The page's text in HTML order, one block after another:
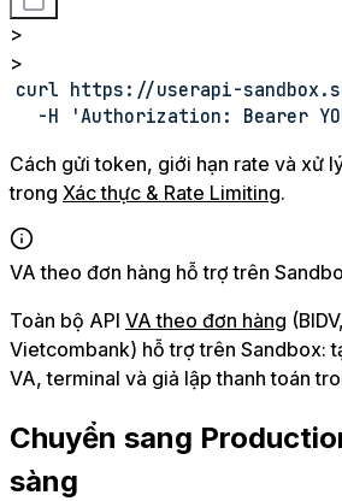
>
>
curl https://userapi-
-H 'Authorization: Bearer
Cách gửi token, giới hạn rate và xử
trong Xác thực & Rate Limiting.
VA theo đơn hàng hỗ trợ trên
Toàn bộ API VA theo đơn hàng
Vietcombank) hỗ trợ trên Sandbox:
VA, terminal và giả lập thanh toán
Chuyển sang
sàng